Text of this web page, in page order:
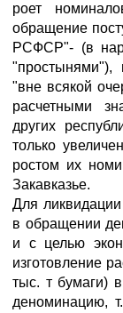
роет
обращение
РСФСР"- (в
"простынями"),
"вне всякой
расчетными
других
только
ростом их
Закавказье.
Для
в обращении
и с целью
изготовление
тыс. т бумаги)
деноминацию,